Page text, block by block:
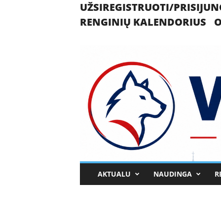
UŽSIREGISTRUOTI/
RENGINIŲ KALENDORIUS
m
AKTUALU NAUDINGA